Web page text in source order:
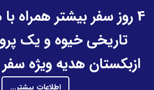
4 روز سفر بیشتر همراه
تاریخی خیوه و یک
ازبکستان هدیه ویژه
اطلاعات بیشتر...